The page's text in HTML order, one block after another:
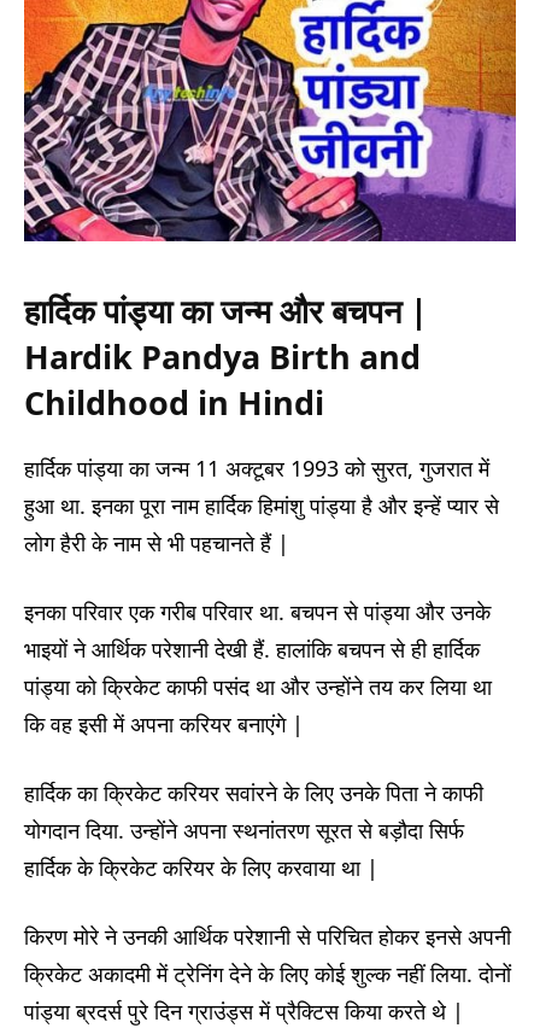
हार्दिक पांड्या का जन्म और बचपन |
Hardik Pandya Birth and
Childhood in Hindi
हार्दिक पांड्या का जन्म 11 अक्टूबर 1993 को सुरत, गुजरात में
हुआ था. इनका पूरा नाम हार्दिक हिमांशु पांड्या है और इन्हें प्यार से
लोग हैरी के नाम से भी पहचानते हैं |
इनका परिवार एक गरीब परिवार था. बचपन से पांड्या और उनके
भाइयों ने आर्थिक परेशानी देखी हैं. हालांकि बचपन से ही हार्दिक
पांड्या को क्रिकेट काफी पसंद था और उन्होंने तय कर लिया था
कि वह इसी में अपना करियर बनाएंगे |
हार्दिक का क्रिकेट करियर सवांरने के लिए उनके पिता ने काफी
योगदान दिया. उन्होंने अपना स्थनांतरण सूरत से बड़ौदा सिर्फ
हार्दिक के क्रिकेट करियर के लिए करवाया था |
किरण मोरे ने उनकी आर्थिक परेशानी से परिचित होकर इनसे अपनी
क्रिकेट अकादमी में ट्रेनिंग देने के लिए कोई शुल्क नहीं लिया. दोनों
पांड्या ब्रदर्स पुरे दिन ग्राउंड्स में प्रैक्टिस किया करते थे |